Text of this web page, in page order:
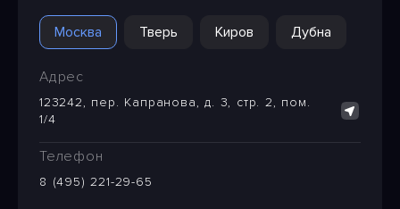
Москва Тверь Киров Дубна
Адрес
123242, пер. Капранова, д. 3, стр. 2, пом.
1/4
Телефон
8 (495) 221-29-65